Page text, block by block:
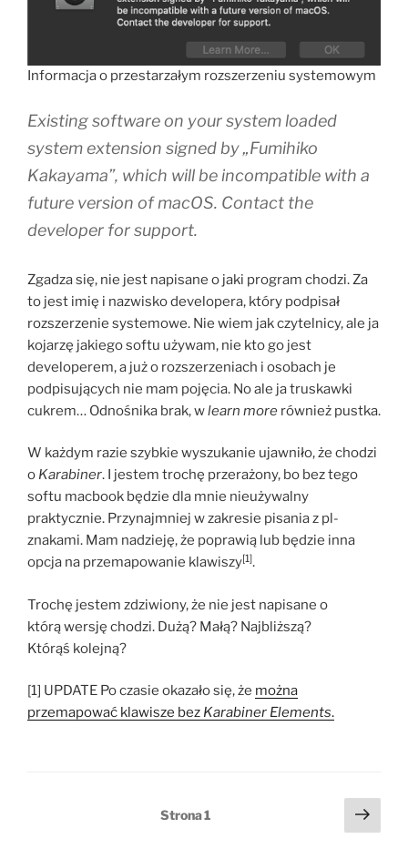
Informacja o przestarzałym rozszerzeniu systemowym
Existing software on your system loaded
system extension signed by „Fumihiko
Kakayama”, which will be incompatible with a
future version of macOS. Contact the
developer for support.
Zgadza się, nie jest napisane o jaki program chodzi. Za
to jest imię i nazwisko developera, który podpisał
rozszerzenie systemowe. Nie wiem jak czytelnicy, ale ja
kojarzę jakiego softu używam, nie kto go jest
developerem, a już o rozszerzeniach i osobach je
podpisujących nie mam pojęcia. No ale ja truskawki
cukrem… Odnośnika brak, wlearn more również pustka.
W każdym razie szybkie wyszukanie ujawniło, że chodzi
o Karabiner. I jestem trochę przerażony, bo bez tego
softu macbook będzie dla mnie nieużywalny
praktycznie. Przynajmniej w zakresie pisania z pl-
znakami. Mam nadzieję, że poprawią lub będzie inna
opcja na przemapowanie klawiszy[1].
Trochę jestem zdziwiony, że nie jest napisane o
którą wersję chodzi. Dużą? Małą? Najbliższą?
Którąś kolejną?
[1] UPDATE Po czasie okazało się, że można
przemapować klawisze bez Karabiner Elements.
Strona1